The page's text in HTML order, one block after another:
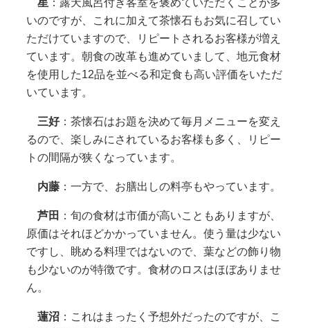
星：露天風呂付き客室を褒めていただくことが多
いのですが、これに加えて茶懐石もお気に召してい
ただけていますので、リピートされるお客様が増え
ています。朝食の改革も進めていまして、地元食材
を使用した12品を並べる和定食も高い評価をいただ
いています。
三好：茶懐石はお題を決めて毎月メニューを変え
るので、楽しみにされているお客様も多く、リピー
トの間隔が狭くなっています。
内藤：一方で、お膳出しの料亭もやっています。
芦田 ：旬の食材は市価が高いこともありますが、
原価はそれほどかかっていません。使う量は少ない
ですし、眺める料理ではないので、葉などの飾り物
も少ないのが特徴です。食材のロスはほぼありませ
ん。
蓮沼：これはまったく予想外だったのですが、こ